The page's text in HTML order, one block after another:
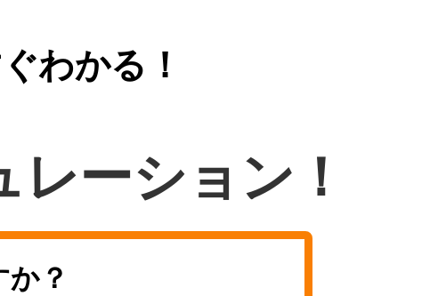
わかる！
ーション！
？